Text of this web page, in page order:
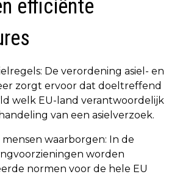
efficiënte
De verordening asiel- en
zorgt ervoor dat doeltreffend
welk EU-land verantwoordelijk
van een asielverzoek.
waarborgen: In de
worden
normen voor de hele EU